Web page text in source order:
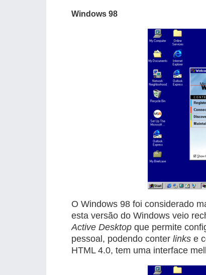
Windows 98
O Windows 98 foi considerado
esta versão do Windows veio
Active Desktop que permite
pessoal, podendo conter links e
HTML 4.0, tem uma interface